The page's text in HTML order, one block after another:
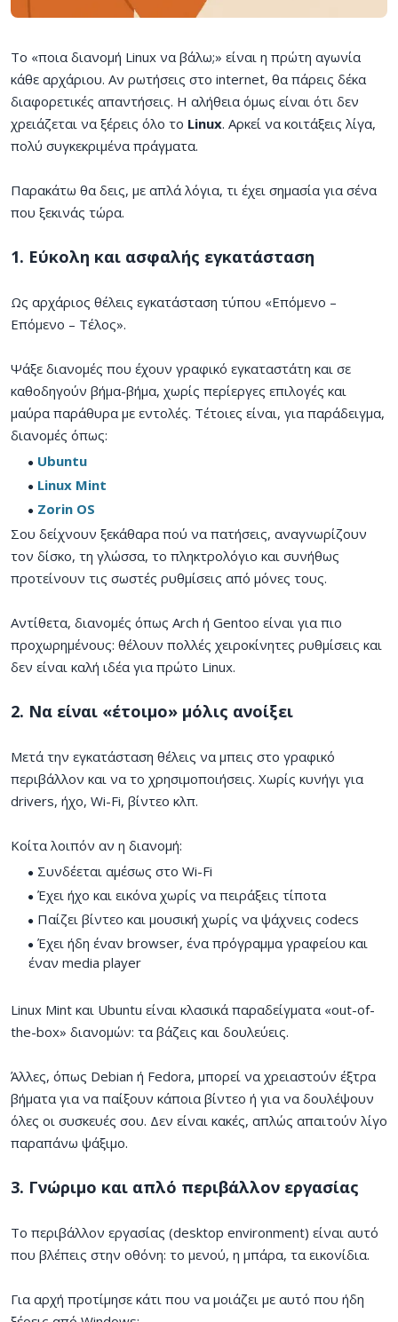
Το «ποια διανομή Linux να βάλω;» είναι η πρώτη αγωνία
κάθε αρχάριου. Αν ρωτήσεις στο internet, θα πάρεις δέκα
διαφορετικές απαντήσεις. Η αλήθεια όμως είναι ότι δεν
χρειάζεται να ξέρεις όλο τo Linux. Αρκεί να κοιτάξεις λίγα,
πολύ συγκεκριμένα πράγματα.
Παρακάτω θα δεις, με απλά λόγια, τι έχει σημασία για σένα
που ξεκινάς τώρα.
1. Εύκολη και ασφαλής εγκατάσταση
Ως αρχάριος θέλεις εγκατάσταση τύπου «Επόμενο –
Επόμενο – Τέλος».
Ψάξε διανομές που έχουν γραφικό εγκαταστάτη και σε
καθοδηγούν βήμα-βήμα, χωρίς περίεργες επιλογές και
μαύρα παράθυρα με εντολές. Τέτοιες είναι, για παράδειγμα,
διανομές όπως:
Ubuntu
Linux Mint
Zorin OS
Σου δείχνουν ξεκάθαρα πού να πατήσεις, αναγνωρίζουν
τον δίσκο, τη γλώσσα, το πληκτρολόγιο και συνήθως
προτείνουν τις σωστές ρυθμίσεις από μόνες τους.
Αντίθετα, διανομές όπως Arch ή Gentoo είναι για πιο
προχωρημένους: θέλουν πολλές χειροκίνητες ρυθμίσεις και
δεν είναι καλή ιδέα για πρώτο Linux.
2. Να είναι «έτοιμο» μόλις ανοίξει
Μετά την εγκατάσταση θέλεις να μπεις στο γραφικό
περιβάλλον και να το χρησιμοποιήσεις. Χωρίς κυνήγι για
drivers, ήχο, Wi-Fi, βίντεο κλπ.
Κοίτα λοιπόν αν η διανομή:
Συνδέεται αμέσως στο Wi-Fi
Έχει ήχο και εικόνα χωρίς να πειράξεις τίποτα
Παίζει βίντεο και μουσική χωρίς να ψάχνεις codecs
Έχει ήδη έναν browser, ένα πρόγραμμα γραφείου και
έναν media player
Linux Mint και Ubuntu είναι κλασικά παραδείγματα «out-of-
the-box» διανομών: τα βάζεις και δουλεύεις.
Άλλες, όπως Debian ή Fedora, μπορεί να χρειαστούν έξτρα
βήματα για να παίξουν κάποια βίντεο ή για να δουλέψουν
όλες οι συσκευές σου. Δεν είναι κακές, απλώς απαιτούν λίγο
παραπάνω ψάξιμο.
3. Γνώριμο και απλό περιβάλλον εργασίας
Το περιβάλλον εργασίας (desktop environment) είναι αυτό
που βλέπεις στην οθόνη: το μενού, η μπάρα, τα εικονίδια.
Για αρχή προτίμησε κάτι που να μοιάζει με αυτό που ήδη